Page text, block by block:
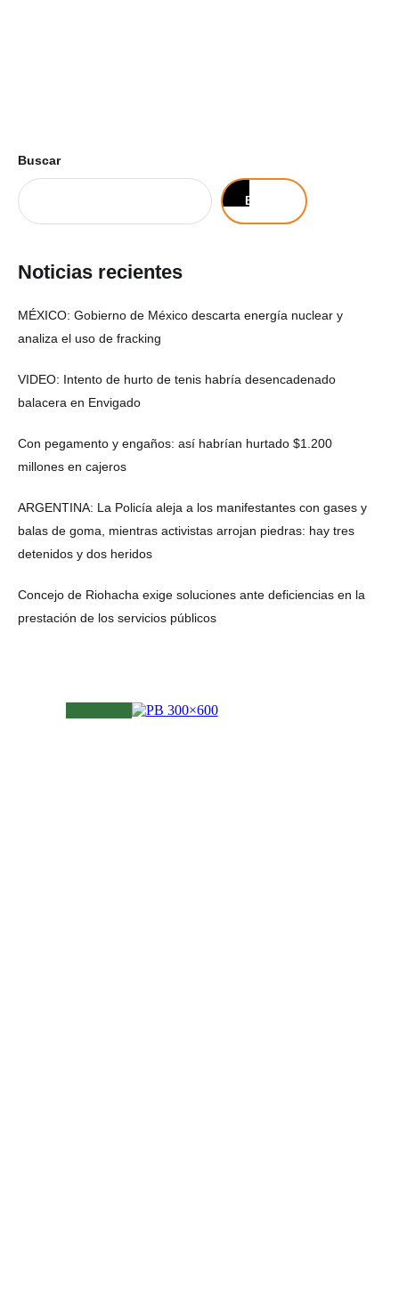
Buscar
Buscar
Noticias recientes
MÉXICO: Gobierno de México descarta energía nuclear y
analiza el uso de fracking
VIDEO: Intento de hurto de tenis habría desencadenado
balacera en Envigado
Con pegamento y engaños: así habrían hurtado $1.200
millones en cajeros
ARGENTINA: La Policía aleja a los manifestantes con gases y
balas de goma, mientras activistas arrojan piedras: hay tres
detenidos y dos heridos
Concejo de Riohacha exige soluciones ante deficiencias en la
prestación de los servicios públicos